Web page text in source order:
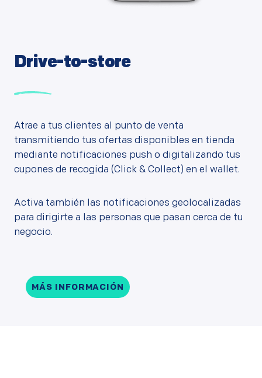
Drive-to-store
Atrae a tus clientes al punto de venta
transmitiendo tus ofertas disponibles en tienda
mediante notificaciones push o digitalizando tus
cupones de recogida (Click & Collect) en el wallet.
Activa también las notificaciones geolocalizadas
para dirigirte a las personas que pasan cerca de tu
negocio.
MÁS INFORMACIÓN